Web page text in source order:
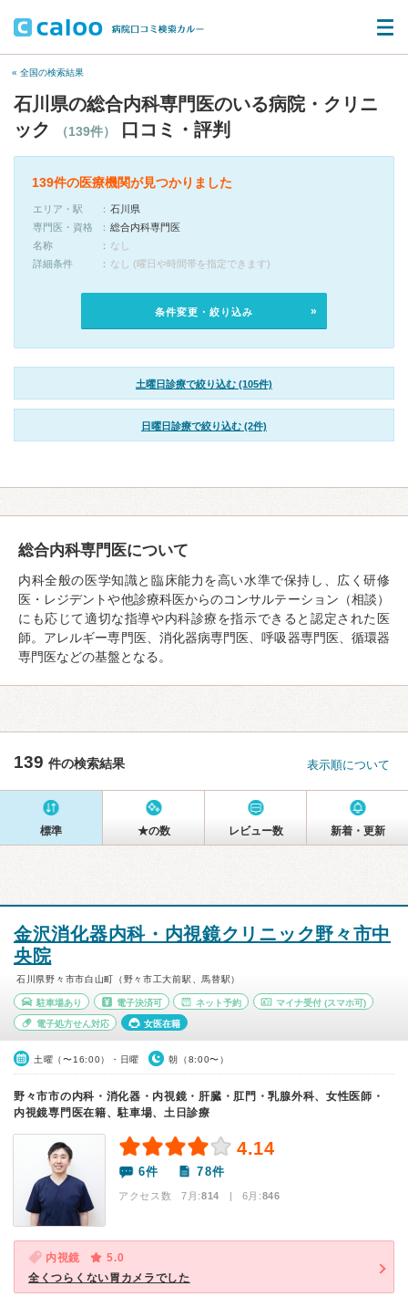
« 全国の検索結果
石川県の総合内科専門医のいる病院・クリニ
ック
（139件） 口コミ・評判
139件の医療機関が見つかりました
エリア・駅
石川県
専門医・資格
総合内科専門医
名称
なし
詳細条件
なし (曜日や時間帯を指定できます)
条件変更・絞り込み
土曜日診療で絞り込む (105件)
日曜日診療で絞り込む (2件)
総合内科専門医について
内科全般の医学知識と臨床能力を高い水準で保持し、広く研修
医・レジデントや他診療科医からのコンサルテーション（相談）
にも応じて適切な指導や内科診療を指示できると認定された医
師。アレルギー専門医、消化器病専門医、呼吸器専門医、循環器
専門医などの基盤となる。
139 件の検索結果 表示順について
標準 ★の数 レビュー数 新着・更新
金沢消化器内科・内視鏡クリニック野々市中
央院
石川県野々市市白山町（野々市工大前駅、馬替駅）
駐車場あり 電子決済可 ネット予約 マイナ受付 (スマホ可)
電子処方せん対応 女医在籍
土曜（〜16:00）・日曜 朝（8:00〜）
野々市市の内科・消化器・内視鏡・肝臓・肛門・乳腺外科、女性医師・
内視鏡専門医在籍、駐車場、土日診療
4.14
6件 78件
アクセス数 7月:814 | 6月:846
内視鏡
5.0
全くつらくない胃カメラでした